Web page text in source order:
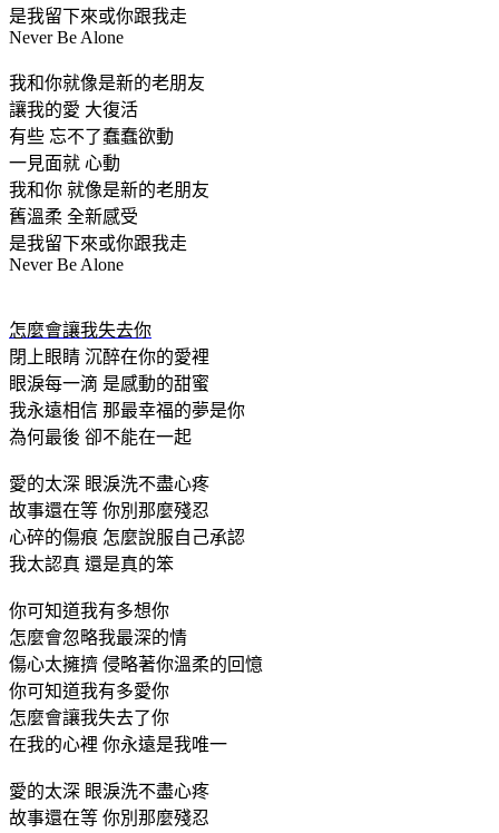
是我留下來或你跟我走
Never Be Alone
我和你就像是新的老朋友
讓我的愛 大復活
有些 忘不了蠢蠢欲動
一見面就 心動
我和你 就像是新的老朋友
舊溫柔 全新感受
是我留下來或你跟我走
Never Be Alone
怎麼會讓我失去你
閉上眼睛 沉醉在你的愛裡
眼淚每一滴 是感動的甜蜜
我永遠相信 那最幸福的夢是你
為何最後 卻不能在一起
愛的太深 眼淚洗不盡心疼
故事還在等 你別那麼殘忍
心碎的傷痕 怎麼說服自己承認
我太認真 還是真的笨
你可知道我有多想你
怎麼會忽略我最深的情
傷心太擁擠 侵略著你溫柔的回憶
你可知道我有多愛你
怎麼會讓我失去了你
在我的心裡 你永遠是我唯一
愛的太深 眼淚洗不盡心疼
故事還在等 你別那麼殘忍